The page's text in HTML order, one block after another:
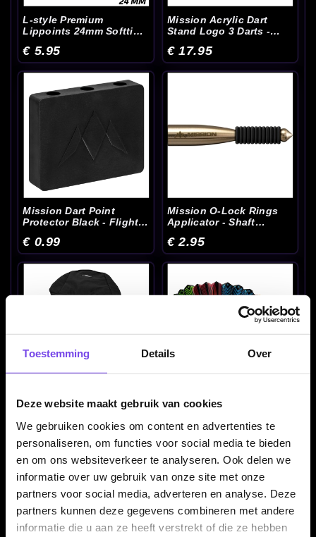
Toestemming Details Over
Deze website maakt gebruik van cookies
We gebruiken cookies om content en advertenties te
personaliseren, om functies voor social media te bieden
en om ons websiteverkeer te analyseren. Ook delen we
informatie over uw gebruik van onze site met onze
partners voor social media, adverteren en analyse. Deze
partners kunnen deze gegevens combineren met andere
informatie die u aan ze heeft verstrekt of die ze hebben
L-style Premium
Lippoints 24mm Softtip
€ 5.95
Mission Acrylic Dart
Stand Logo 3 Darts -
€ 17.95
Mission Dart Point
Protector Black - Flight
€ 0.99
Mission O-Lock Rings
Applicator - Shaft
€ 2.95
Mission Pro Tourer
Wallet
€ 39.95
Mission Station 12 Darts
Accessoires
€ 14.95